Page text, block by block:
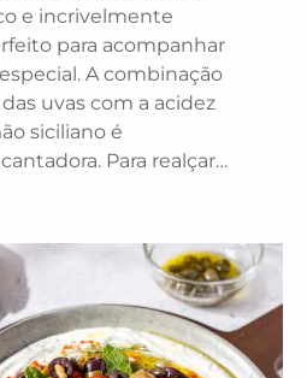
e incrivelmente
para acompanhar
A combinação
uvas com a acidez
siciliano é
Para realçar…